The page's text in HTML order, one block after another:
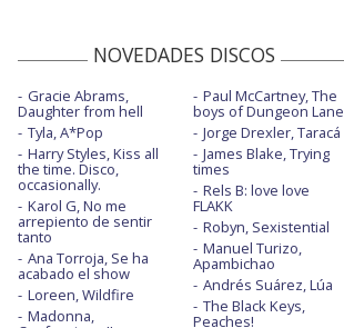
NOVEDADES DISCOS
Gracie Abrams,
Daughter from hell
Tyla, A*Pop
Harry Styles, Kiss all
the time. Disco,
occasionally.
Karol G, No me
arrepiento de sentir
tanto
Ana Torroja, Se ha
acabado el show
Loreen, Wildfire
Madonna,
Paul McCartney, The
boys of Dungeon Lane
Jorge Drexler, Taracá
James Blake, Trying
times
Rels B: love love
FLAKK
Robyn, Sexistential
Manuel Turizo,
Apambichao
Andrés Suárez, Lúa
The Black Keys,
Peaches!